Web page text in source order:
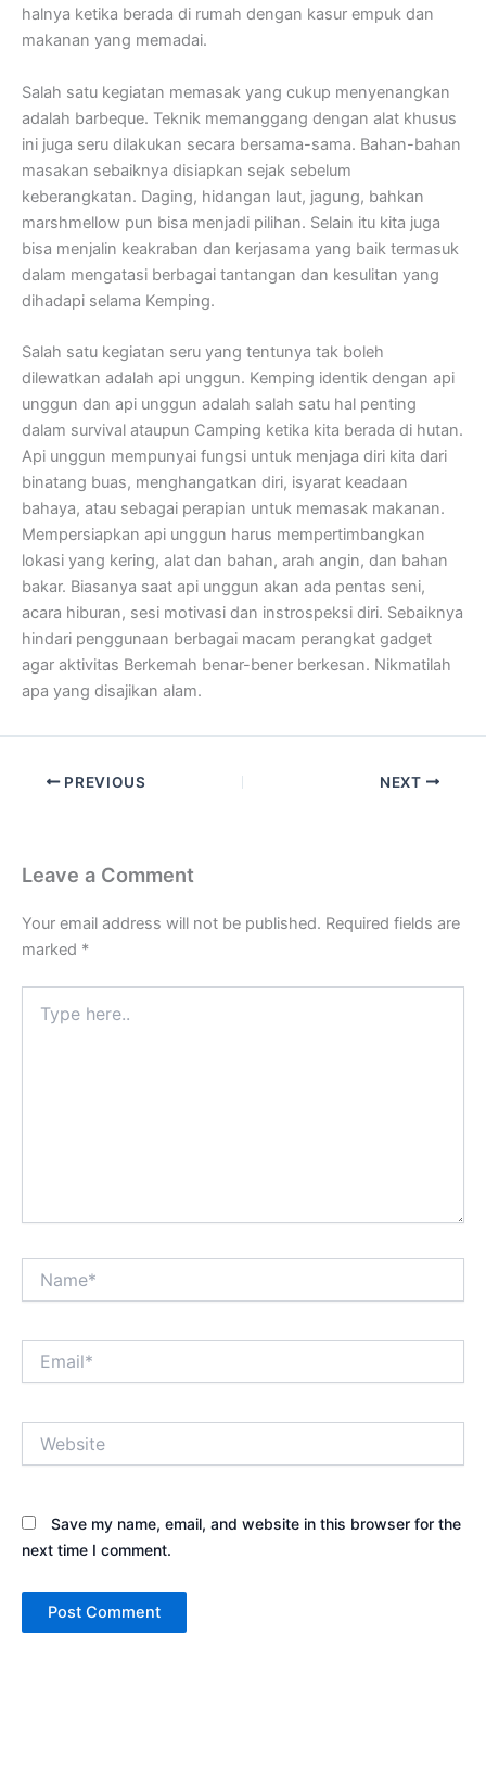
halnya ketika berada di rumah dengan kasur empuk dan
makanan yang memadai.
Salah satu kegiatan memasak yang cukup menyenangkan
adalah barbeque. Teknik memanggang dengan alat khusus
ini juga seru dilakukan secara bersama-sama. Bahan-bahan
masakan sebaiknya disiapkan sejak sebelum
keberangkatan. Daging, hidangan laut, jagung, bahkan
marshmellow pun bisa menjadi pilihan. Selain itu kita juga
bisa menjalin keakraban dan kerjasama yang baik termasuk
dalam mengatasi berbagai tantangan dan kesulitan yang
dihadapi selama Kemping.
Salah satu kegiatan seru yang tentunya tak boleh
dilewatkan adalah api unggun. Kemping identik dengan api
unggun dan api unggun adalah salah satu hal penting
dalam survival ataupun Camping ketika kita berada di hutan.
Api unggun mempunyai fungsi untuk menjaga diri kita dari
binatang buas, menghangatkan diri, isyarat keadaan
bahaya, atau sebagai perapian untuk memasak makanan.
Mempersiapkan api unggun harus mempertimbangkan
lokasi yang kering, alat dan bahan, arah angin, dan bahan
bakar. Biasanya saat api unggun akan ada pentas seni,
acara hiburan, sesi motivasi dan instrospeksi diri. Sebaiknya
hindari penggunaan berbagai macam perangkat gadget
agar aktivitas Berkemah benar-bener berkesan. Nikmatilah
apa yang disajikan alam.
PREVIOUS NEXT
Leave a Comment
Your email address will not be published. Required fields are
marked *
here..
Save my name, email, and website in this browser for the
next time I comment.